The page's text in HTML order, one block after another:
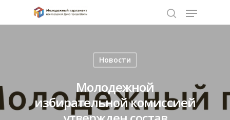
Нажмите Enter для поиска или ESC чтобы
Новости
Молодежной
избирательной комиссией